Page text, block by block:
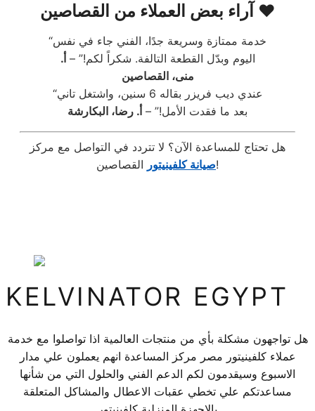
آراء بعض العملاء من القصاصين ❤️
“خدمة ممتازة وسريعة جدًا، الفني جاء في نفس
اليوم وبدّل القطعة التالفة. شكراً لكم!” – أ.
منى، القصاصين
“عندي ديب فريزر بقاله 6 سنين، واشتغل تاني
بعد ما فقدت الأمل!” – أ. رضا، البكارشة
هل تحتاج للمساعدة الآن؟ لا تتردد في التواصل مع مركز
صيانة كلفينيتورالقصاصين!
KELVINATOR EGYPT
هل تواجهون مشكلة بأي من منتجات العالمية اذا تواصلوا مع خدمة
عملاء كلفينيتور مصر مركز المساعدة انهم يعملون علي مدار
الاسبوع وسيقدمون لكم الدعم الفني والحلول التي من شأنها
مساعدتكم علي تخطي عقبات الاعطال والمشاكل المتعلقة